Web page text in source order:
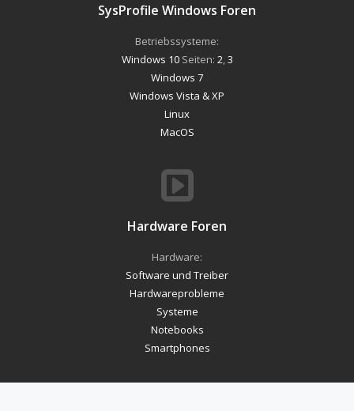
SysProfile Windows Foren
Betriebssysteme:
Windows 10Seiten: 2 3
Windows 7
Windows Vista & XP
Linux
MacOS
Hardware Foren
Hardware:
Software und Treiber
Hardwareprobleme
Systeme
Notebooks
Smartphones